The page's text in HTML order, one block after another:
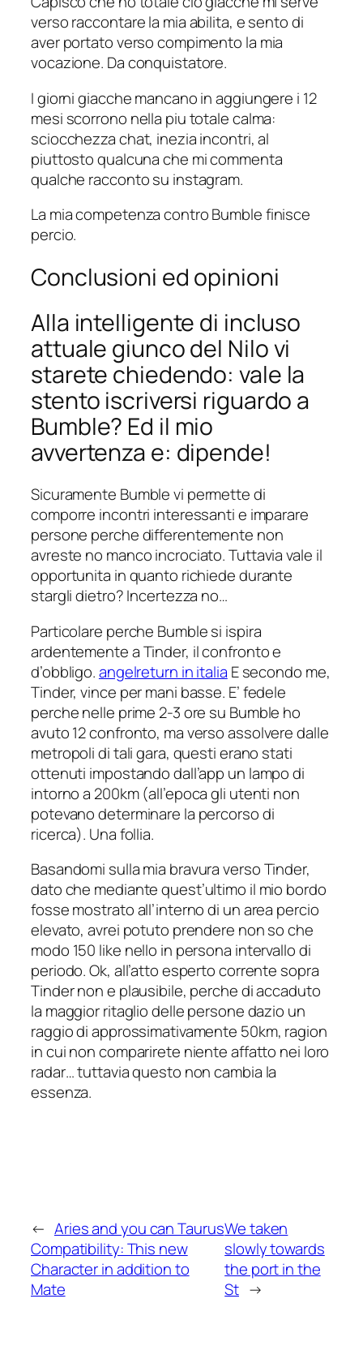
verso raccontare la mia abilita, e sento di
aver portato verso compimento la mia
vocazione. Da conquistatore.
I giorni giacche mancano in aggiungere i 12
mesi scorrono nella piu totale calma:
sciocchezza chat, inezia incontri, al
piuttosto qualcuna che mi commenta
qualche racconto su instagram.
La mia competenza contro Bumble finisce
percio.
Conclusioni ed opinioni
Alla intelligente di incluso
attuale giunco del Nilo vi
starete chiedendo: vale la
stento iscriversi riguardo a
Bumble? Ed il mio
avvertenza e: dipende!
Sicuramente Bumble vi permette di
comporre incontri interessanti e imparare
persone perche differentemente non
avreste no manco incrociato. Tuttavia vale il
opportunita in quanto richiede durante
stargli dietro? Incertezza no…
Particolare perche Bumble si ispira
ardentemente a Tinder, il confronto e
d’obbligo.angelreturn in italia E secondo me,
Tinder, vince per mani basse. E’ fedele
perche nelle prime 2-3 ore su Bumble ho
avuto 12 confronto, ma verso assolvere dalle
metropoli di tali gara, questi erano stati
ottenuti impostando dall’app un lampo di
intorno a 200km (all’epoca gli utenti non
potevano determinare la percorso di
ricerca). Una follia.
Basandomi sulla mia bravura verso Tinder,
dato che mediante quest’ultimo il mio bordo
fosse mostrato all’interno di un area percio
elevato, avrei potuto prendere non so che
modo 150 like nello in persona intervallo di
periodo. Ok, all’atto esperto corrente sopra
Tinder non e plausibile, perche di accaduto
la maggior ritaglio delle persone dazio un
raggio di approssimativamente 50km, ragion
in cui non comparirete niente affatto nei loro
radar… tuttavia questo non cambia la
essenza.
← Aries and you can Taurus
Compatibility: This new
Character in addition to
Mate
We taken
slowly towards
the port in the
St →